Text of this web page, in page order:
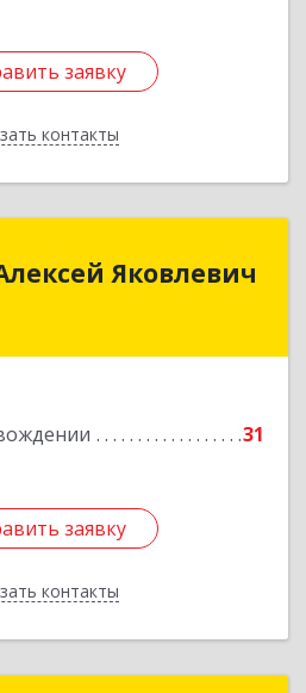
заявку
контакты
заявку
Назад
Яковлевич
31
заявку
контакты
Яковлевич
г. Благовещенск, ул.
заявку
Назад